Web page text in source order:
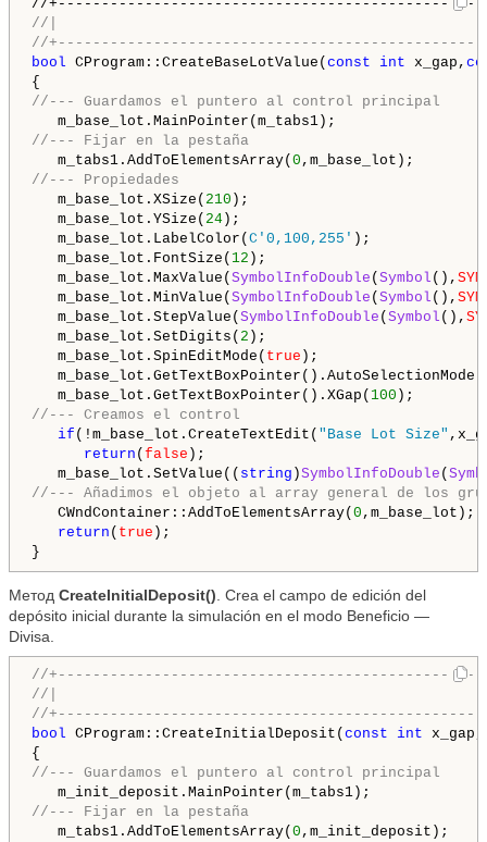
//|
//
bool CProgram::CreateBaseLotValue( const int x_gap,
//--- Guardamos el puntero al control principal
//--- Fijar en la pestaña
m_tabs1.AddToElementsArray( 0
//--- Propiedades
m_base_lot.XSize( 210 );
m_base_lot.YSize( 24 );
m_base_lot.LabelColor( C'0,100,255' );
m_base_lot.FontSize( 12 );
m_base_lot.MaxValue( SymbolInfoDouble ( Symbol (),
m_base_lot.MinValue( SymbolInfoDouble ( Symbol (),
m_base_lot.StepValue( SymbolInfoDouble ( Symbol (),
m_base_lot.SetDigits( 2 );
m_base_lot.SpinEditMode( true );
m_base_lot.GetTextBoxPointer().AutoSelectionMode(
m_base_lot.GetTextBoxPointer().XGap( 100
//--- Creamos el control
if (!m_base_lot.CreateTextEdit( "Base Lot Size"
return ( false );
m_base_lot.SetValue(( string )SymbolInfoDouble (
//--- Añadimos el objeto al array general de los
CWndContainer::AddToElementsArray( 0 ,m_base_lot);
return ( true );
Метод CreateInitialDeposit(). Crea el campo de edición del
depósito inicial durante la simulación en el modo Beneficio —
Divisa.
//
//|
//
bool CProgram::CreateInitialDeposit( const int x_gap,
//--- Guardamos el puntero al control principal
//--- Fijar en la pestaña
m_tabs1.AddToElementsArray( 0